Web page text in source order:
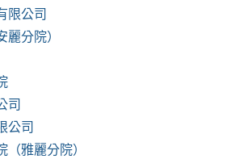
限公司
麗分院）
司
公司
（雅麗分院）